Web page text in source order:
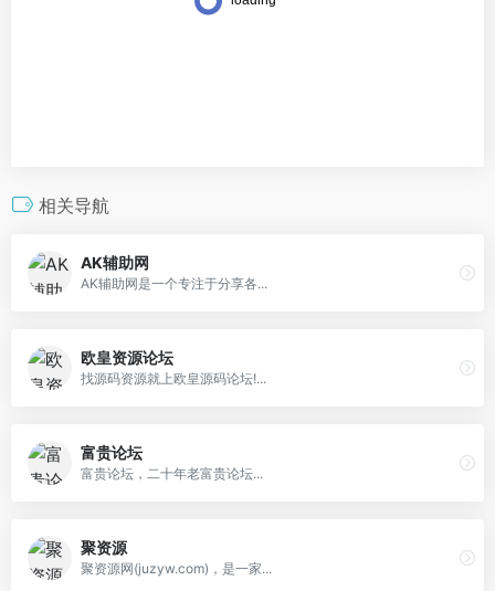
相关导航
AK辅助网
AK辅助网是一个专注于分享各...
欧皇资源论坛
找源码资源就上欧皇源码论坛!...
富贵论坛
富贵论坛，二十年老富贵论坛...
聚资源
聚资源网(juzyw.com)，是一家...